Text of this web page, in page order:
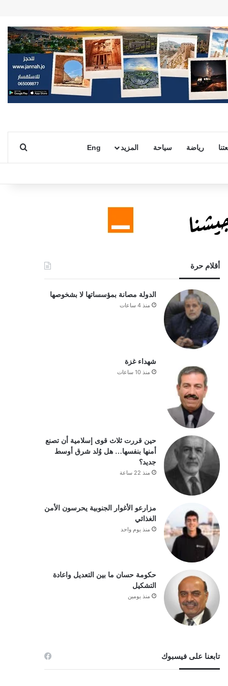
رياضة سياحة المزيد Eng بحث
أقلام حرة
الدولة مصانة بمؤسساتها لا بشخوصها
منذ 4 ساعات
شهداء غزة
منذ 10 ساعات
حين قررت ثلاث قوى إسلامية أن تصنع
أمنها بنفسها… هل وُلد شرق أوسط
جديد؟
منذ 22 ساعة
مزارعو الأغوار الجنوبية يحرسون الأمن
الغذائي
منذ يوم واحد
حكومة حسان ما بين التعديل واعادة
التشكيل
منذ يومين
تابعنا على فيسبوك